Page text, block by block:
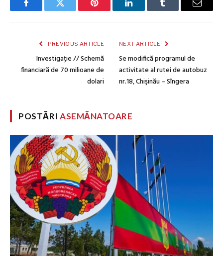
FacebookTwitter Pinterest LinkedInTumblr Email
PREVIOUS ARTICLE
Investigație // Schemă
financiară de 70 milioane de
dolari
NEXT ARTICLE
Se modifică programul de
activitate al rutei de autobuz
nr.18, Chişinău – Sîngera
POSTĂRIASEMĂNATOARE